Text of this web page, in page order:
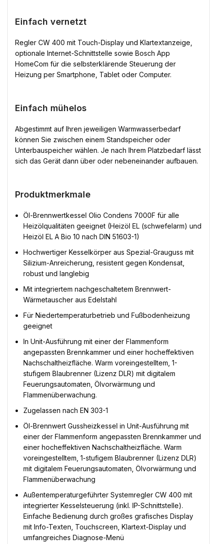
Einfach vernetzt
Regler CW 400 mit Touch-Display und Klartextanzeige,
optionale Internet-Schnittstelle sowie Bosch App
HomeCom für die selbsterklärende Steuerung der
Heizung per Smartphone, Tablet oder Computer.
Einfach mühelos
Abgestimmt auf Ihren jeweiligen Warmwasserbedarf
können Sie zwischen einem Standspeicher oder
Unterbauspeicher wählen. Je nach Ihrem Platzbedarf lässt
sich das Gerät dann über oder nebeneinander aufbauen.
Produktmerkmale
Öl-Brennwertkessel Olio Condens 7000F für alle
Heizölqualitäten geeignet (Heizöl EL (schwefelarm) und
Heizöl EL A Bio 10 nach DIN 51603-1)
Hochwertiger Kesselkörper aus Spezial-Grauguss mit
Silizium-Anreicherung, resistent gegen Kondensat,
robust und langlebig
Mit integriertem nachgeschaltetem Brennwert-
Wärmetauscher aus Edelstahl
Für Niedertemperaturbetrieb und Fußbodenheizung
geeignet
In Unit-Ausführung mit einer der Flammenform
angepassten Brennkammer und einer hocheffektiven
Nachschaltheizfläche. Warm voreingestelltem, 1-
stufigem Blaubrenner (Lizenz DLR) mit digitalem
Feuerungsautomaten, Ölvorwärmung und
Flammenüberwachung.
Zugelassen nach EN 303-1
Öl-Brennwert Gussheizkessel in Unit-Ausführung mit
einer der Flammenform angepassten Brennkammer und
einer hocheffektiven Nachschaltheizfläche. Warm
voreingestelltem, 1-stufigem Blaubrenner (Lizenz DLR)
mit digitalem Feuerungsautomaten, Ölvorwärmung und
Flammenüberwachung
Außentemperaturgeführter Systemregler CW 400 mit
integrierter Kesselsteuerung (inkl. IP-Schnittstelle).
Einfache Bedienung durch großes grafisches Display
mit Info-Texten, Touchscreen, Klartext-Display und
umfangreiches Diagnose-Menü